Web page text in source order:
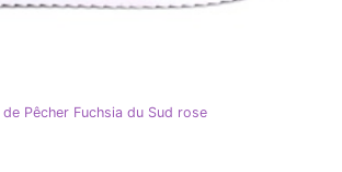
Pêcher Fuchsia du Sud rose